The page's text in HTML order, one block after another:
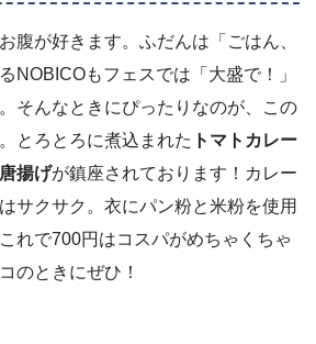
腹が好きます。ふだんは「ごはん、
NOBICOもフェスでは「大盛で！」
そんなときにぴったりなのが、この
とろとろに煮込まれた トマトカレー
揚げが鎮座されております！カレー
サクサク。衣にパン粉と米粉を使用
れで700円はコスパがめちゃくちゃ
のときにぜひ！